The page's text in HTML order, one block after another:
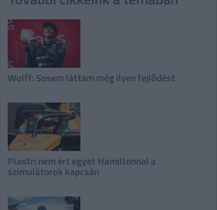
Wolff: Sosem láttam még ilyen fejlődést
Piastri nem ért egyet Hamiltonnal a
szimulátorok kapcsán